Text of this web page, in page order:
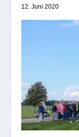
12. Juni 2020